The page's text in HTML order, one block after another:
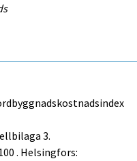
3.
. Helsingfors: